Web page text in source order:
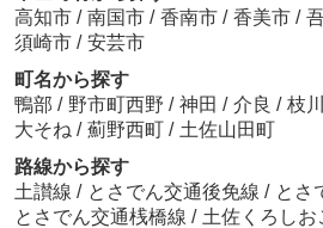
高知市 / 南国市 / 香南市 / 香美市 /
須崎市 / 安芸市
町名から探す
鴨部 / 野市町西野 / 神田 / 介良 / 枝川
大そね / 薊野西町 / 土佐山田町
路線から探す
土讃線 / とさでん交通後免線 / とさ
とさでん交通桟橋線 / 土佐くろしお